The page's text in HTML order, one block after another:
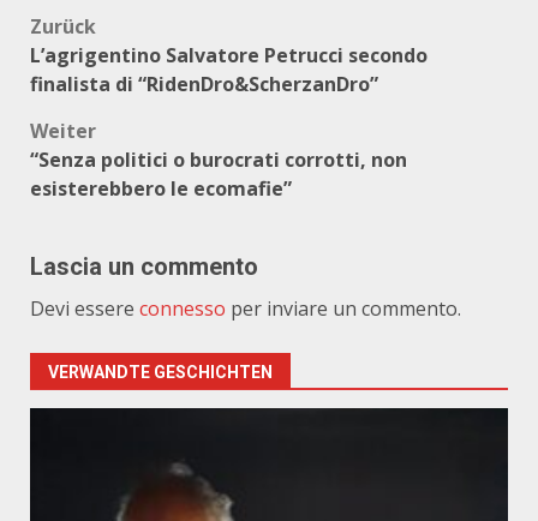
Beitragsnavigation
Zurück
L’agrigentino Salvatore Petrucci secondo
finalista di “RidenDro&ScherzanDro”
Weiter
“Senza politici o burocrati corrotti, non
esisterebbero le ecomafie”
Lascia un commento
Devi essere connesso per inviare un commento.
VERWANDTE GESCHICHTEN